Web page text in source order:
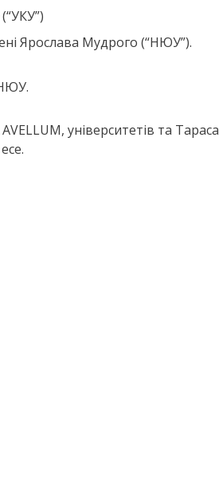
Ярослава Мудрого (“НЮУ”).
університетів та Тараса